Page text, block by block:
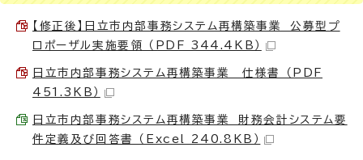
【修正後】日立市内部事務システム再構築事業 公募型プ
ロポーザル実施要領 （PDF 344.4KB）
日立市内部事務システム再構築事業 仕様書 （PDF
451.3KB）
日立市内部事務システム再構築事業 財務会計システム要
件定義及び回答書 （Excel 240.8KB）